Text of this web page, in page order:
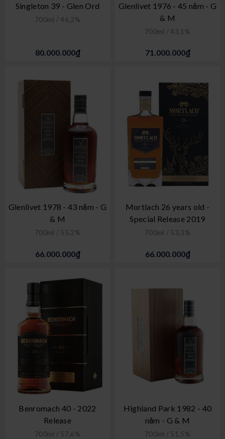
Singleton 39 - Glen Ord
700ml / 46,2%
80.000.000₫
Glenlivet 1976 - 45 năm - G
& M
700ml / 43,1%
71.000.000₫
Glenlivet 1978 - 43 năm - G
& M
700ml / 55,2%
66.000.000₫
Mortlach 26 years old -
Special Release 2019
700ml / 53,3%
66.000.000₫
Benromach 40 - 2022
Release
700ml / 57,6%
Highland Park 1982 - 40
năm - G & M
700ml / 51,5%